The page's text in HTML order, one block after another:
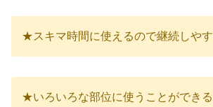
★スキマ時間に使えるので継続しやす
★いろいろな部位に使うことができる